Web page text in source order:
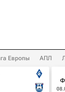
Европы АПЛ